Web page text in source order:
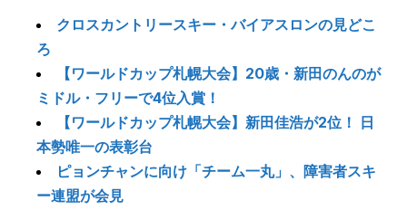
クロスカントリースキー・バイアスロンの見どこ
ろ
【ワールドカップ札幌大会】20歳・新田のんのが
ミドル・フリーで4位入賞！
【ワールドカップ札幌大会】新田佳浩が2位！ 日
本勢唯一の表彰台
ピョンチャンに向け「チーム一丸」、障害者スキ
ー連盟が会見